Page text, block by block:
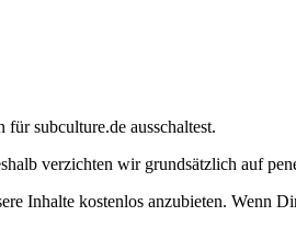
subculture.de ausschaltest.
verzichten wir grundsätzlich auf
Inhalte kostenlos anzubieten. Wenn